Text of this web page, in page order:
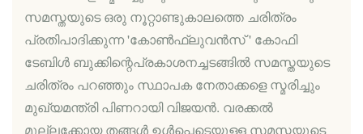
സമസ്തയുടെ ഒരു നൂറ്റാണ്ടുകാലത്തെ ചരിത്രം
പ്രതിപാദിക്കുന്ന 'കോൺഫ്‌ലുവൻസ് ' കോഫി
ടേബിൾ ബുക്കിന്റെപ്രകാശനച്ചടങ്ങിൽ സമസ്തയുടെ
ചരിത്രം പറഞ്ഞും സ്ഥാപക നേതാക്കളെ സ്മരിച്ചും
മുഖ്യമന്ത്രി പിണറായി വിജയൻ. വരക്കൽ
മുല്ലക്കോയ തങ്ങൾ ഉൾപ്പെടെയുള്ള സമസ്തയുടെ